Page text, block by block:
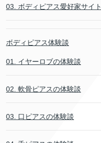
03. ボディピアス愛好家サイト
ボディピアス体験談
01. イヤーロブの体験談
02. 軟骨ピアスの体験談
03. 口ピアスの体験談